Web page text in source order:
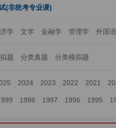
(非统考专业课)
学 文学 金融学 管理学 外国
题 分类真题 分类模拟题
2024 2023 2022 2021
1998 1997 1996 1995